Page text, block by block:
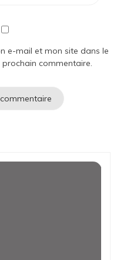
e-mail et mon site dans le
commentaire.